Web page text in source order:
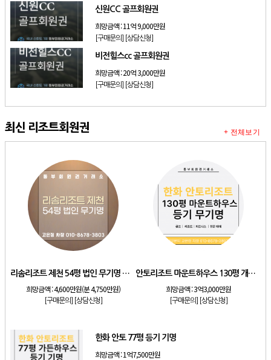
신원CC 골프회원권
희망금액 :11억 9,000만원
[구매문의] [상담신청]
비전힐스cc 골프회원권
희망금액 :20억 3,000만원
[구매문의] [상담신청]
최신 리조트회원권
리솜리조트 제천 54평 법인 무기명 회원제
희망금액 :4,600만원(분 4,750만원)
[구매문의] [상담신청]
안토리조트 마운트하우스 130평 개인 기명
희망금액 :3억3,000만원
[구매문의] [상담신청]
한화 안토 77평 등기 기명
희망금액 :1억7,500만원
+ 전체보기